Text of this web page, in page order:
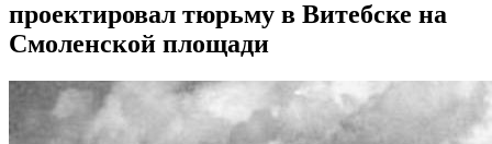
проектировал тюрьму в Витебске на
Смоленской площади